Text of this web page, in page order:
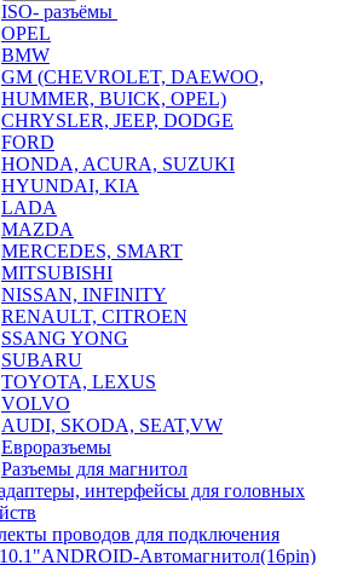
ISO- разъёмы
OPEL
BMW
GM (CHEVROLET, DAEWOO,
HUMMER, BUICK, OPEL)
CHRYSLER, JEEP, DODGE
FORD
HONDA, ACURA, SUZUKI
HYUNDAI, KIA
LADA
MAZDA
MERCEDES, SMART
MITSUBISHI
NISSAN, INFINITY
RENAULT, CITROEN
SSANG YONG
SUBARU
TOYOTA, LEXUS
VOLVO
AUDI, SKODA, SEAT,VW
Евроразъемы
Разъемы для магнитол
интерфейсы для головных
проводов для подключения
Автомагнитол(16pin)